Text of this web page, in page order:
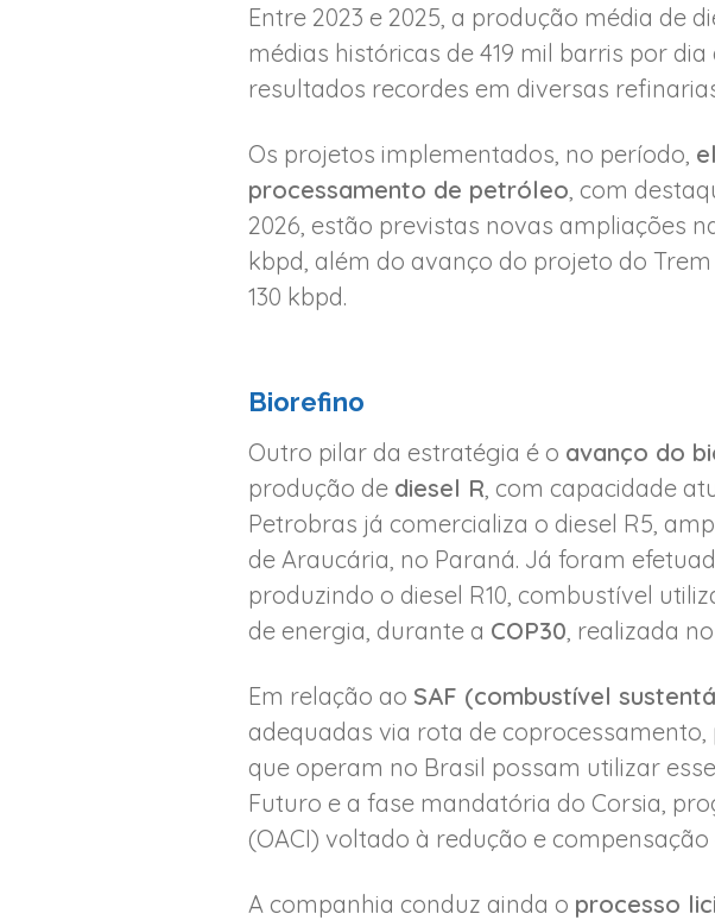
Entre 2023 e 2025, a produção média de
médias históricas de 419 mil barris por
resultados recordes em diversas
Os projetos implementados, no período,
processamento de petróleo , com
2026, estão previstas novas ampliações
kbpd, além do avanço do projeto do
130 kbpd.
Biorefino
Outro pilar da estratégia é o avanço do
produção de diesel R , com capacidade
Petrobras já comercializa o diesel R5,
de Araucária, no Paraná. Já foram
produzindo o diesel R10, combustível
de energia, durante a COP30 , realizada
Em relação ao SAF (combustível
adequadas via rota de
que operam no Brasil possam utilizar
Futuro e a fase mandatória do Corsia,
(OACI) voltado à redução e
A companhia conduz ainda o processo